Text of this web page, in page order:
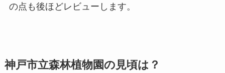
の点も後ほどレビューします。
神戸市立森林植物園の見頃は？